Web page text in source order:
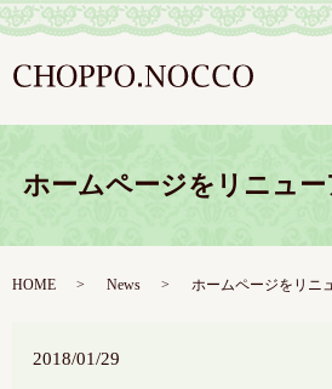
ホームページをリニュー
HOME News ホームページをリニ
2018/01/29